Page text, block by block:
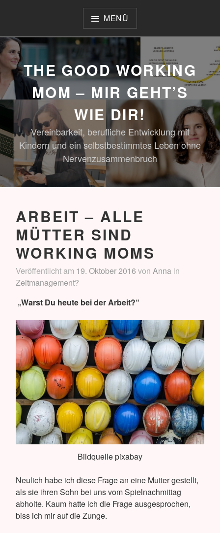
MENÜ
THE GOOD WORKING
MOM – MIR GEHT’S
WIE DIR!
Vereinbarkeit, berufliche Entwicklung mit
Kindern und ein selbstbestimmtes Leben ohne
Nervenzusammenbruch
ARBEIT – ALLE
MÜTTER SIND
WORKING MOMS
Veröffentlicht am 19. Oktober 2016 von Anna in
Zeitmanagement?
„Warst Du heute bei der Arbeit?“
Bildquelle pixabay
Neulich habe ich diese Frage an eine Mutter gestellt,
als sie ihren Sohn bei uns vom Spielnachmittag
abholte. Kaum hatte ich die Frage ausgesprochen,
biss ich mir auf die Zunge.